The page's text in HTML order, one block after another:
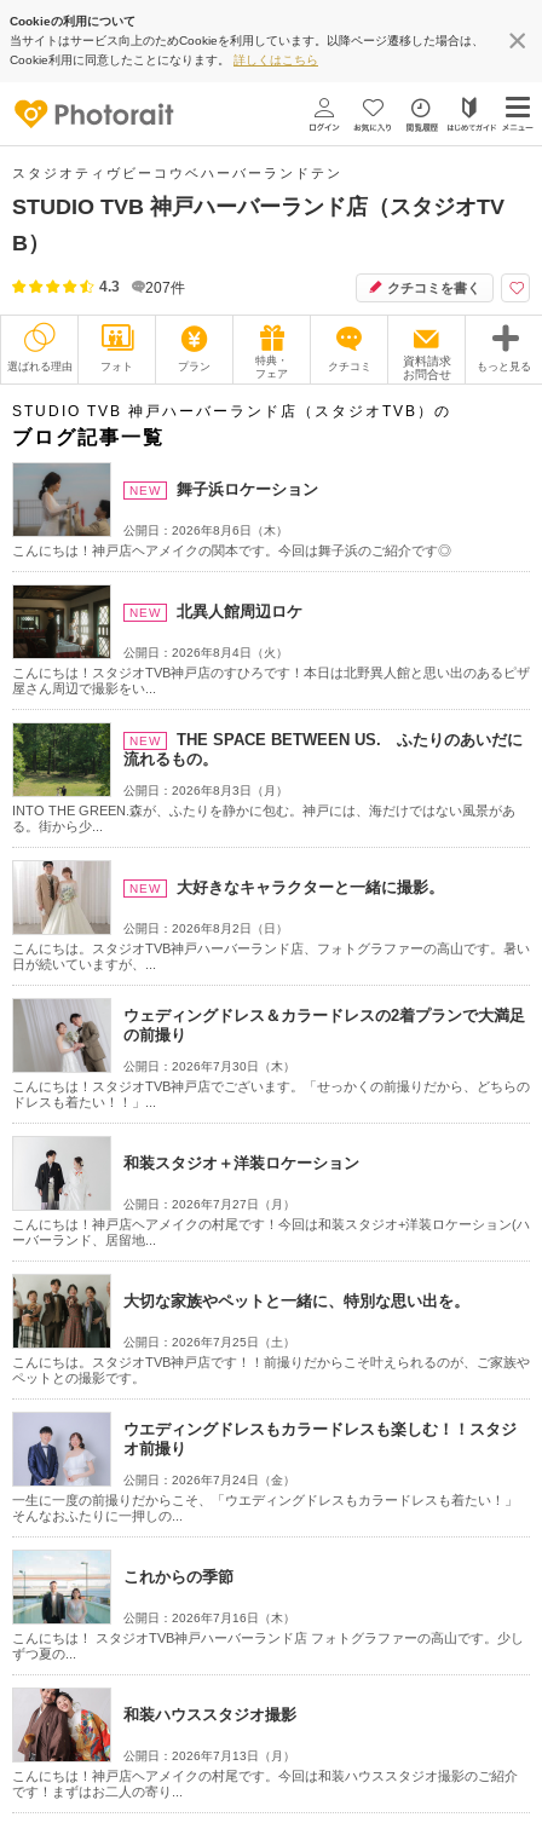
Cookieの利用について
当サイトはサービス向上のためCookieを利用しています。以降ページ遷移した場合は、
Cookie利用に同意したことになります。 詳しくはこちら
スタジオティヴビーコウベハーバーランドテン
STUDIO TVB 神戸ハーバーランド店（スタジオTV
B）
4.3 207件 クチコミを書く
選ばれる理由 フォト プラン
特典・
フェア
クチコミ
資料請求
お問合せ
もっと見る
撮影レポート フォトグラファー
オプション
アクセス/TEL スタジオトップ
こだわりポイント
夜景での撮影 ペットと撮影
庭園での撮影
豊富なカラードレス
スタジオでの撮影
豊富な色打掛・着物
家族・友人と撮影
STUDIO TVB 神戸ハーバーランド店（スタジオTVB）の
ブログ記事一覧
NEW 舞子浜ロケーション
公開日：2026年8月6日（木）
こんにちは！神戸店ヘアメイクの関本です。今回は舞子浜のご紹介です◎
NEW 北異人館周辺ロケ
公開日：2026年8月4日（火）
こんにちは！スタジオTVB神戸店のすひろです！本日は北野異人館と思い出のあるピザ
屋さん周辺で撮影をい...
NEW
THE SPACE BETWEEN US. ふたりのあいだに
流れるもの。
公開日：2026年8月3日（月）
INTO THE GREEN.森が、ふたりを静かに包む。神戸には、海だけではない風景があ
る。街から少...
NEW 大好きなキャラクターと一緒に撮影。
公開日：2026年8月2日（日）
こんにちは。スタジオTVB神戸ハーバーランド店、フォトグラファーの高山です。暑い
日が続いていますが、...
ウェディングドレス＆カラードレスの2着プランで大満足
の前撮り
公開日：2026年7月30日（木）
こんにちは！スタジオTVB神戸店でございます。「せっかくの前撮りだから、どちらの
ドレスも着たい！！」...
和装スタジオ＋洋装ロケーション
公開日：2026年7月27日（月）
こんにちは！神戸店ヘアメイクの村尾です！今回は和装スタジオ+洋装ロケーション(ハ
ーバーランド、居留地...
大切な家族やペットと一緒に、特別な思い出を。
公開日：2026年7月25日（土）
こんにちは。スタジオTVB神戸店です！！前撮りだからこそ叶えられるのが、ご家族や
ペットとの撮影です。
ウエディングドレスもカラードレスも楽しむ！！スタジ
オ前撮り
公開日：2026年7月24日（金）
一生に一度の前撮りだからこそ、「ウエディングドレスもカラードレスも着たい！」
そんなおふたりに一押しの...
これからの季節
公開日：2026年7月16日（木）
こんにちは！ スタジオTVB神戸ハーバーランド店 フォトグラファーの高山です。少し
ずつ夏の...
和装ハウススタジオ撮影
公開日：2026年7月13日（月）
こんにちは！神戸店ヘアメイクの村尾です。今回は和装ハウススタジオ撮影のご紹介
です！まずはお二人の寄り...